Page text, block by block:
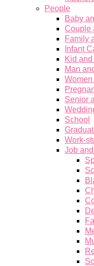
People
Baby
Couple
Family
Infant
Kid
Man
Senior
School
Work-
Job